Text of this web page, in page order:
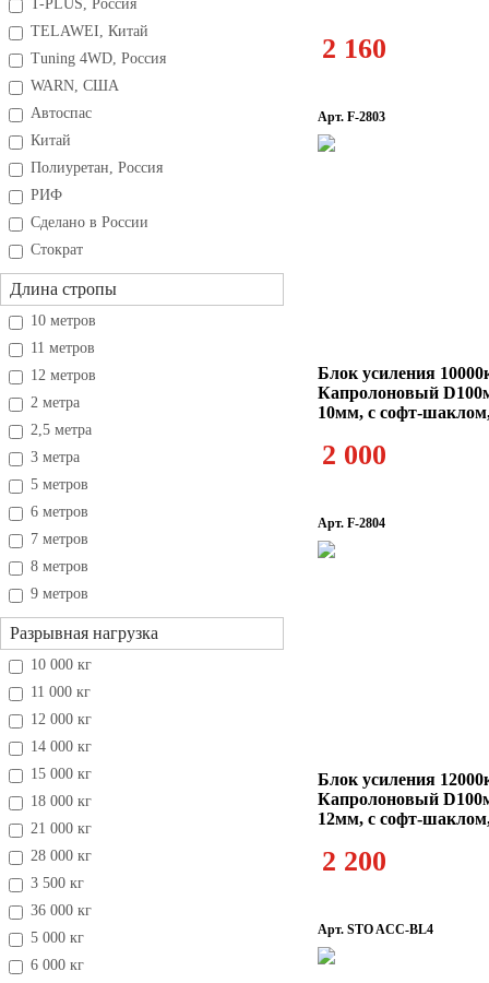
T-PLUS, Россия
TELAWEI, Китай
Tuning 4WD, Россия
WARN, США
Автоспас
Китай
Полиуретан, Россия
РИФ
Сделано в России
Стократ
Длина стропы
10 метров
11 метров
12 метров
2 метра
2,5 метра
3 метра
5 метров
6 метров
7 метров
8 метров
9 метров
Разрывная нагрузка
10 000 кг
11 000 кг
12 000 кг
14 000 кг
15 000 кг
18 000 кг
21 000 кг
28 000 кг
3 500 кг
36 000 кг
5 000 кг
6 000 кг
2 160
Арт. F-2803
Блок усиления
Капролоновый
10мм, с софт-
2 000
Арт. F-2804
Блок усиления
Капролоновый
12мм, с софт-
2 200
Арт. STO ACC-BL4